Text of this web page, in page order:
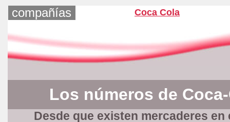
compañías Coca Cola
Los números de
Desde que existen mercaderes en